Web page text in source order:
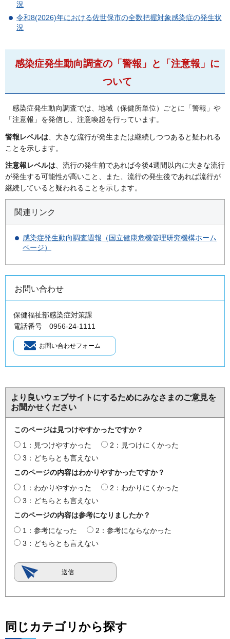
況
令和8(2026)年における佐世保市の全数把握対象感染症の発生状
況
感染症発生動向調査の「警報」と「注意報」に
ついて
感染症発生動向調査では、地域（保健所単位）ごとに「警報」や
「注意報」を発信し、注意喚起を行っています。
警報レベルは 、大きな流行が発生または継続しつつあると疑われる
ことを示します。
注意報レベルは 、流行の発生前であれば今後4週間以内に大きな流行
が発生する可能性が高いこと、また、流行の発生後であれば流行が
継続していると疑われることを示します。
関連リンク
感染症発生動向調査週報（国立健康危機管理研究機構ホーム
ページ）
お問い合わせ
保健福祉部感染症対策課
電話番号 0956-24-1111
より良いウェブサイトにするためにみなさまのご意見を
お聞かせください
このページは見つけやすかったですか？
1：見つけやすかった
2：見つけにくかった
3：どちらとも言えない
このページの内容はわかりやすかったですか？
1：わかりやすかった
2：わかりにくかった
3：どちらとも言えない
このページの内容は参考になりましたか？
1：参考になった
2：参考にならなかった
3：どちらとも言えない
同じカテゴリから探す